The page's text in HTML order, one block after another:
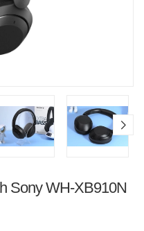
Sony WH-XB910N